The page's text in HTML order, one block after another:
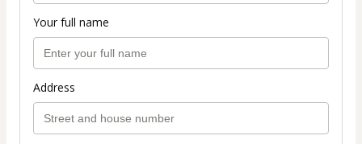
Your full name
Address